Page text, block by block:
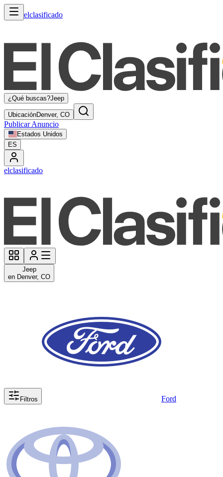
elclasificado
¿Qué buscas?Jeep
UbicaciónDenver, CO
Publicar Anuncio
Estados Unidos
ES
elclasificado
Jeep
en Denver, CO
Filtros Ford